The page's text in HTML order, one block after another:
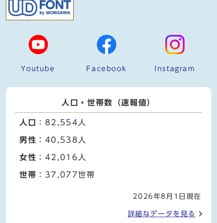
Youtube Facebook Instagram
人口・世帯数（速報値）
人口 ：82,554人
男性 ：40,538人
女性 ：42,016人
世帯 ：37,077世帯
2026年8月1日現在
詳細なデータを見る